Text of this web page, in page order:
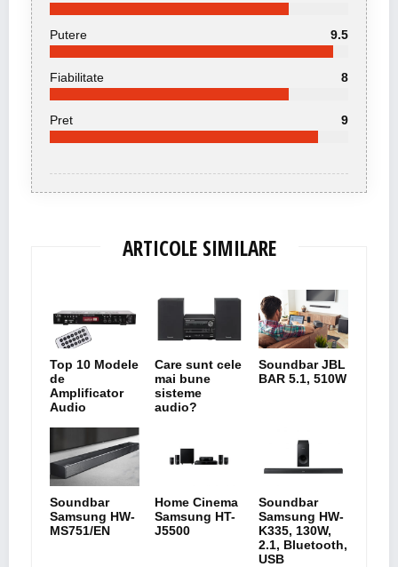
Putere 9.5
Fiabilitate 8
Pret 9
ARTICOLE SIMILARE
Top 10 Modele
de
Amplificator
Audio
Care sunt cele
mai bune
sisteme
audio?
Soundbar JBL
BAR 5.1, 510W
Soundbar
Samsung HW-
MS751/EN
Home Cinema
Samsung HT-
J5500
Soundbar
Samsung HW-
K335, 130W,
2.1, Bluetooth,
USB